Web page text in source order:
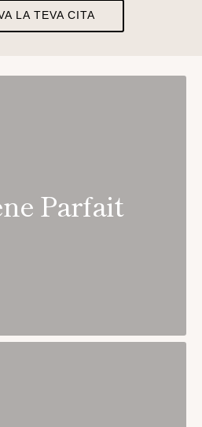
LA TEVA CITA
Parfait